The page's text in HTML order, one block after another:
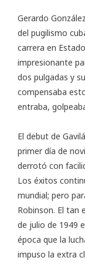
Gerardo
del pugilismo
carrera en
impresionante
dos pulgadas y
compensaba
entraba,
El debut de
primer día de
derrotó con
Los éxitos
mundial; pero
Robinson. El tan
de julio de 1949
época que la
impuso la extra